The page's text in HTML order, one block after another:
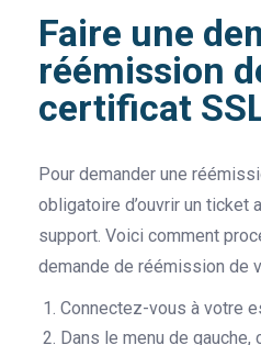
Faire une
réémission
certificat
Pour demander une
obligatoire d’ouvrir un ticket
support. Voici comment
demande de réémission de
Connectez-vous à votre
Dans le menu de gauche,